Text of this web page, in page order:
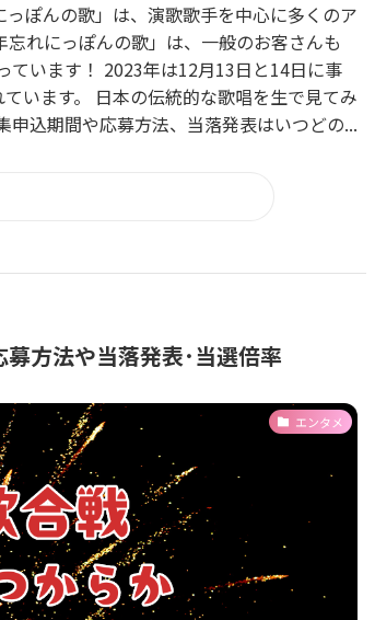
ぽんの歌」は、演歌歌手を中心に多くのア
れにっぽんの歌」は、一般のお客さんも
ています！ 2023年は12月13日と14日に事
います。 日本の伝統的な歌唱を生で見てみ
込期間や応募方法、当落発表はいつどの...
方法や当落発表･当選倍率
エンタメ